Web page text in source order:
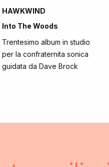
HAWKWIND
Into The Woods
Trentesimo album in studio
per la confraternita sonica
guidata da Dave Brock